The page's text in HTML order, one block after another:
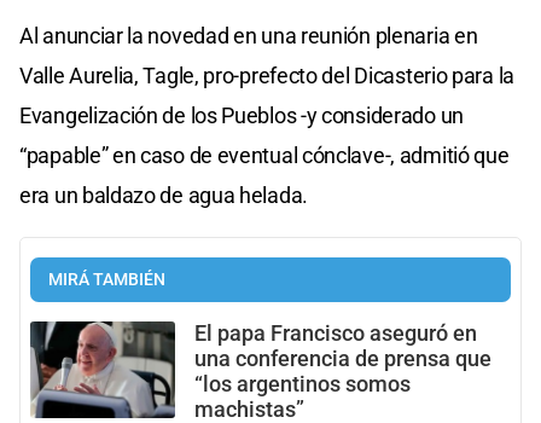
Al anunciar la novedad en una reunión plenaria en
Valle Aurelia, Tagle, pro-prefecto del Dicasterio para la
Evangelización de los Pueblos -y considerado un
“papable” en caso de eventual cónclave-, admitió que
era un baldazo de agua helada.
MIRÁ TAMBIÉN
El papa Francisco aseguró en
una conferencia de prensa que
“los argentinos somos
machistas”